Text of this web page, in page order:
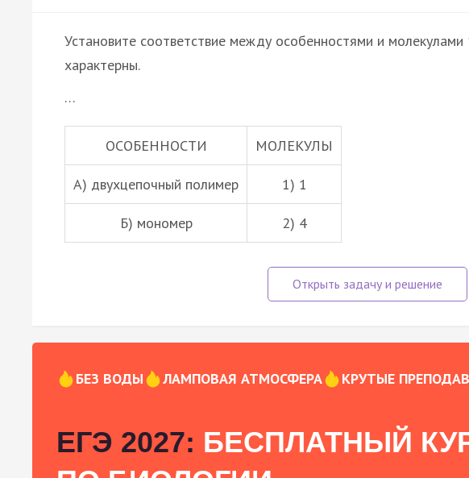
Установите соответствие между особенностями и
характерны.
…
ОСОБЕННОСТИ МОЛЕКУЛЫ
А) двухцепочный полимер 1) 1
Б) мономер 2) 4
БЕЗ ВОДЫ ЛАМПОВАЯ АТМОСФЕРА КРУТЫЕ
ЕГЭ 2027: БЕСПЛАТНЫЙ